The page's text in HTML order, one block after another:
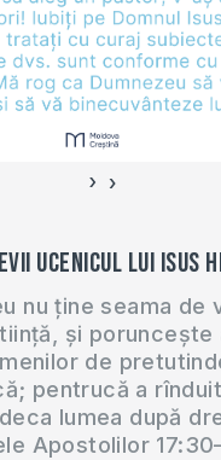
‹ ›
ucenicul lui Isus
nu ține seama de
și poruncește
de
pentrucă a
lumea după
Apostolilor